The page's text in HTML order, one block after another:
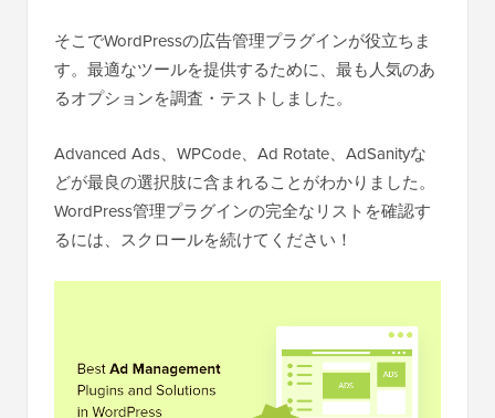
そこでWordPressの広告管理プラグインが役立ちま
す。最適なツールを提供するために、最も人気のあ
るオプションを調査・テストしました。
Advanced Ads、WPCode、Ad Rotate、AdSanityな
どが最良の選択肢に含まれることがわかりました。
WordPress管理プラグインの完全なリストを確認す
るには、スクロールを続けてください！